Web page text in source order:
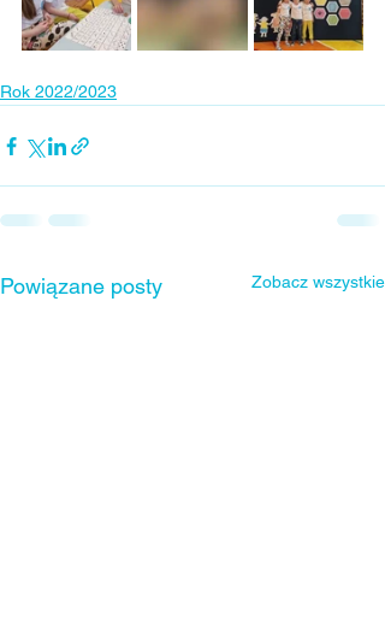
Rok 2022/2023
Powiązane posty Zobacz wszystkie